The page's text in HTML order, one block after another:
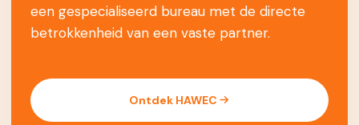
een gespecialiseerd bureau met de directe
betrokkenheid van een vaste partner.
Ontdek HAWEC